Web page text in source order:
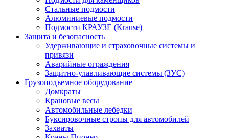
Стальные подмости
Алюминиевые подмости
Подмости КРАУЗЕ (Krause)
Защита и безопасность
Удерживающие и страховочные системы и
привязи
Аварийные ограждения
Защитно-улавливающие системы (ЗУС)
Грузоподъемное оборудование
Домкраты
Крановые весы
Автомобильные лебедки
Буксировочные стропы для автомобилей
Захваты